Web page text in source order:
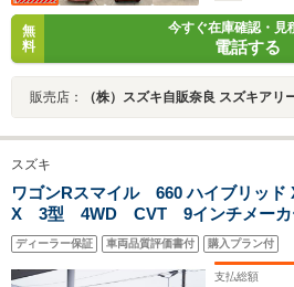
無
料
今すぐ在庫確認・見
電話する
販売店： （株）スズキ自販奈良 スズキアリーナ田原
スズキ
ワゴンRスマイル 660 ハイブリッ
X 3型 4WD CVT 9インチメーカ
ディーラー保証 車両品質評価書付 購入プラン付
支払総額